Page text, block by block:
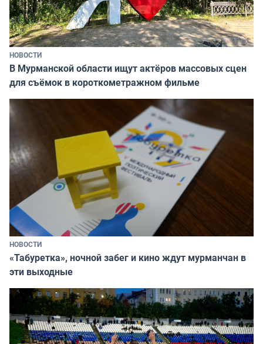
НОВОСТИ
В Мурманской области ищут актёров массовых сцен
для съёмок в короткометражном фильме
НОВОСТИ
«Табуретка», ночной забег и кино ждут мурманчан в
эти выходные